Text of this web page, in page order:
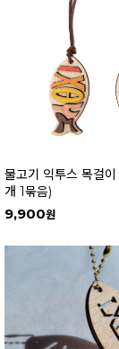
물고기 익투스 목걸
개 1묶음)
9,900